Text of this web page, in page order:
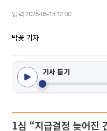
입력 2026-05-15 12:00
박꽃 기자
기사 듣기
1심 “지급결정 늦어진